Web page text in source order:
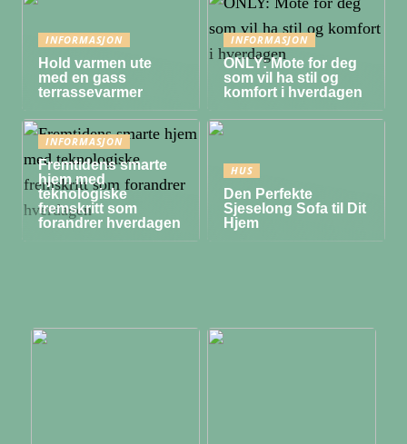
INFORMASJON
Hold varmen ute
med en gass
terrassevarmer
INFORMASJON
ONLY: Mote for deg
som vil ha stil og
komfort i hverdagen
INFORMASJON
Fremtidens smarte
hjem med
teknologiske
fremskritt som
forandrer hverdagen
HUS
Den Perfekte
Sjeselong Sofa til Dit
Hjem